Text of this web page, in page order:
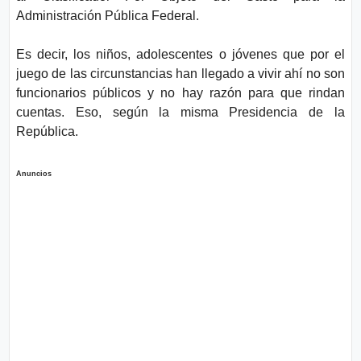
Administración Pública Federal.
Es decir, los niños, adolescentes o jóvenes que por el
juego de las circunstancias han llegado a vivir ahí no son
funcionarios públicos y no hay razón para que rindan
cuentas. Eso, según la misma Presidencia de la
República.
Anuncios